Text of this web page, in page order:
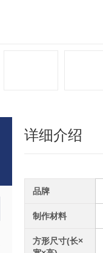
详细介绍
品牌
制作材料
方形尺寸(长×